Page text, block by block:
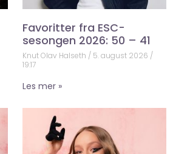
Favoritter fra ESC-
sesongen 2026: 50 – 41
Knut Olav Halseth
5. august 2026
19:17
Les mer »